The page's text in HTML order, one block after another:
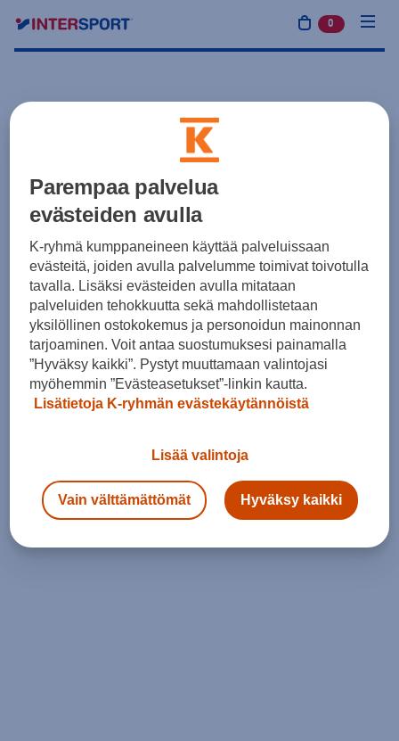
0 tuotetta
Parempaa palvelua
evästeiden avulla
K-ryhmä kumppaneineen käyttää palveluissaan
evästeitä, joiden avulla palvelumme toimivat toivotulla
tavalla. Lisäksi evästeiden avulla mitataan
palveluiden tehokkuutta sekä mahdollistetaan
yksilöllinen ostokokemus ja personoidun mainonnan
tarjoaminen. Voit antaa suostumuksesi painamalla
”Hyväksy kaikki”. Pystyt muuttamaan valintojasi
myöhemmin ”Evästeasetukset”-linkin kautta.
Lisätietoja K-ryhmän evästekäytännöistä
Lisää valintoja
Vain välttämättömät Hyväksy kaikki